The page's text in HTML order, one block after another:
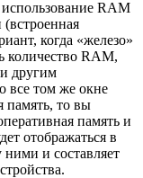
RAM
когда «железо»
количество RAM,
другим
все том же окне
память, то вы
память и
отображаться в
ними и составляет